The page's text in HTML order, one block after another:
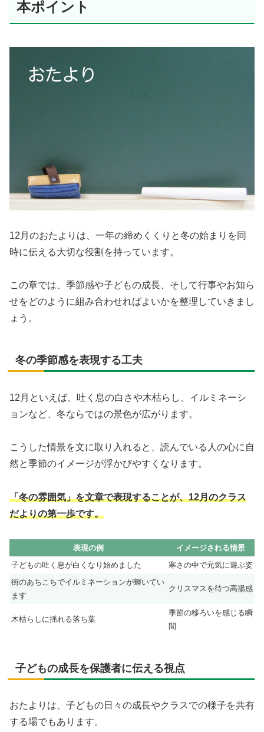
本ポイント
12月のおたよりは、一年の締めくくりと冬の始まりを同
時に伝える大切な役割を持っています。
この章では、季節感や子どもの成長、そして行事やお知ら
せをどのように組み合わせればよいかを整理していきまし
ょう。
冬の季節感を表現する工夫
12月といえば、吐く息の白さや木枯らし、イルミネーシ
ョンなど、冬ならではの景色が広がります。
こうした情景を文に取り入れると、読んでいる人の心に自
然と季節のイメージが浮かびやすくなります。
「冬の雰囲気」を文章で表現することが、12月のクラス
だよりの第一歩です。
表現の例
イメージされる情景
子どもの吐く息が白くなり始めました
寒さの中で元気に遊ぶ姿
街のあちこちでイルミネーションが輝いてい
ます
クリスマスを待つ高揚感
木枯らしに揺れる落ち葉
季節の移ろいを感じる瞬
間
子どもの成長を保護者に伝える視点
おたよりは、子どもの日々の成長やクラスでの様子を共有
する場でもあります。